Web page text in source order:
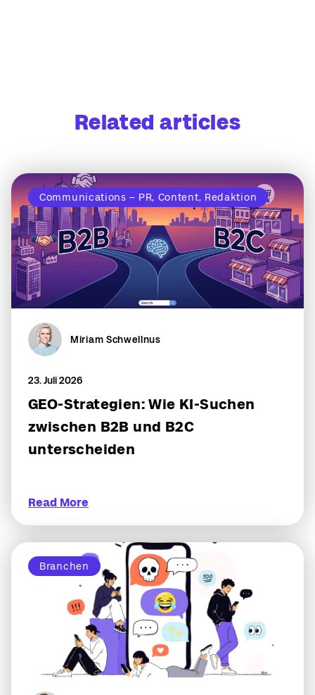
Related articles
Communications – PR, Content, Redaktion
Miriam Schwellnus
23. Juli 2026
GEO-Strategien: Wie KI-Suchen
zwischen B2B und B2C
unterscheiden
Read More
Branchen